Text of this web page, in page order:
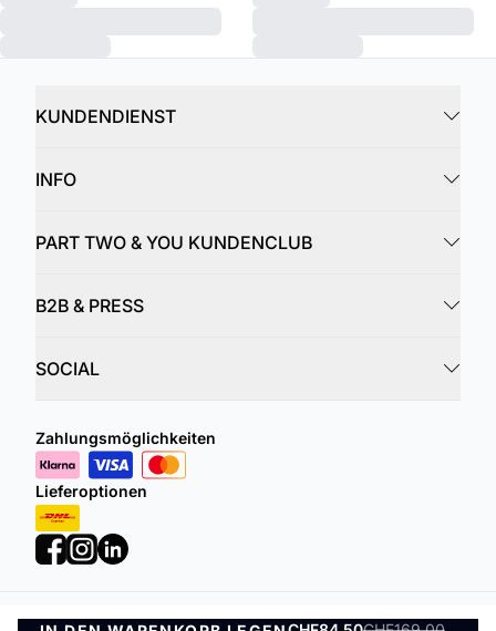
KUNDENDIENST
INFO
PART TWO & YOU KUNDENCLUB
B2B & PRESS
SOCIAL
Zahlungsmöglichkeiten
Lieferoptionen